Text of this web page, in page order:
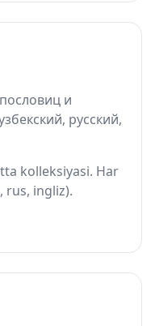
и
русский,
kolleksiyasi. Har
rus, ingliz).